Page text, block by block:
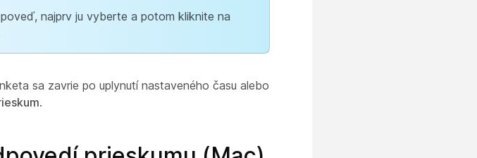
najprv ju vyberte a potom kliknite na
sa zavrie po uplynutí nastaveného času alebo
.